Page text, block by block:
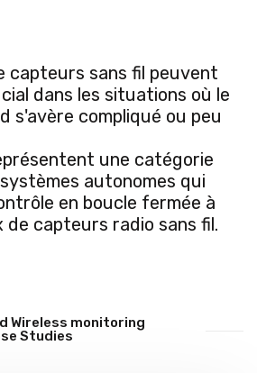
capteurs sans fil peuvent
dans les situations où le
s'avère compliqué ou peu
une catégorie
autonomes qui
en boucle fermée à
de capteurs radio sans fil.
Wireless monitoring
Studies